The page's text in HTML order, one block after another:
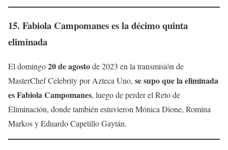
15. Fabiola Campomaneses la décimo quinta
eliminada
El domingo20 de agostode 2023 en la transmisión de
MasterChef Celebrity por Azteca Uno, se supo que la eliminada
es Fabiola Campomanes, luego de perder el Reto de
Eliminación, donde también estuvieron Mónica Dione, Romina
Markos y Eduardo Capetillo Gaytán.